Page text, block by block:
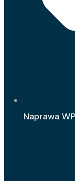
Naprawa WP